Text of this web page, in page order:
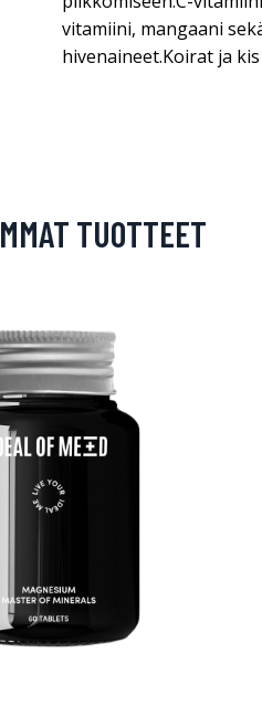
vitamiini, mangaani
hivenaineet.Koirat ja kis
TUOTTEET